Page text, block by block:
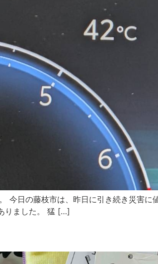
今日の藤枝市は、昨日に引き続き災害
りました。 猛 […]